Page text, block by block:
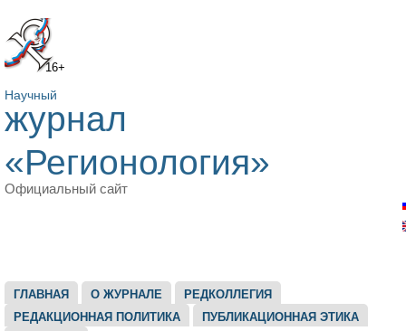
16+
Научный
журнал
«Регионология»
Официальный сайт
ГЛАВНОЕ МЕНЮ
ГЛАВНАЯ О ЖУРНАЛЕ
РЕДКОЛЛЕГИЯ
РЕДАКЦИОННАЯ ПОЛИТИКА
ПУБЛИКАЦИОННАЯ ЭТИКА